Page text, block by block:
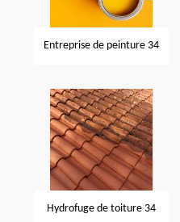
Entreprise de peinture 34
Hydrofuge de toiture 34